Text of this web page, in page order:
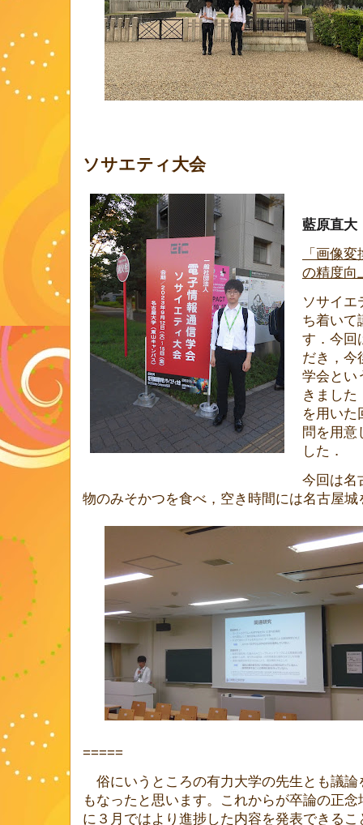
ソサエティ大会
藍原直大
「画像
の精度向
ソサイエ
ち着いて
す．今回
だき，今
学会とい
きました
を用いた
問を用意
した．
今回は名
物のみそかつを食べ，空き時間には名古屋
=====
俗にいうところの有力大学の先生とも議論
もなったと思います。これからが卒論の正
に３月ではより進捗した内容を発表できる